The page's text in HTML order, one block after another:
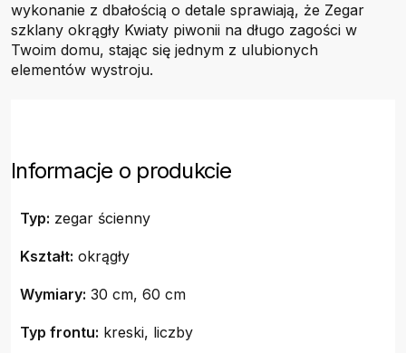
wykonanie z dbałością o detale sprawiają, że Zegar
szklany okrągły Kwiaty piwonii na długo zagości w
Twoim domu, stając się jednym z ulubionych
elementów wystroju.
Informacje o produkcie
Typ: zegar ścienny
Kształt: okrągły
Wymiary: 30 cm, 60 cm
Typ frontu: kreski, liczby